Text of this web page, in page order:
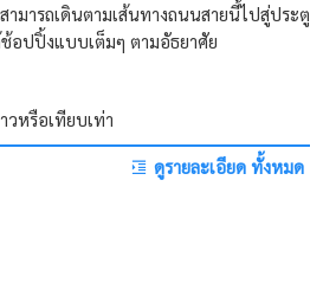
มารถเดินตามเส้นทางถนนสายนี้ไปสู่ประตู
อปปิ้งแบบเต็มๆ ตามอัธยาศัย
หรือเทียบเท่า
ดูรายละเอียด ทั้งหมด